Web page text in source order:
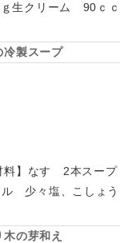
生クリーム 90ｃ
冷製スープ
】なす 2本スープ
少々塩、こしょう
木の芽和え